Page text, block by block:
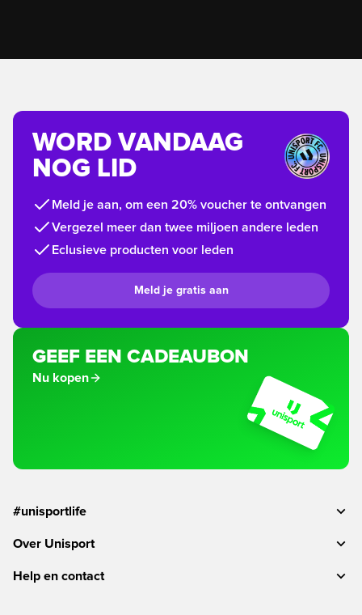
WORD VANDAAG
NOG LID
Meld je aan, om een 20% voucher te ontvangen
Vergezel meer dan twee miljoen andere leden
Eclusieve producten voor leden
Meld je gratis aan
GEEF EEN CADEAUBON
Nu kopen
#unisportlife
Over Unisport
Help en contact